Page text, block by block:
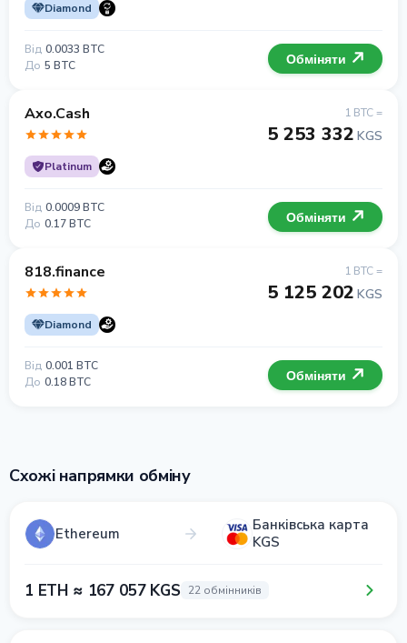
Diamond
Від 0.0033 BTC
До 5 BTC Обміняти
Axo.Cash
Platinum
1 BTC =
5 253 332 KGS
Від 0.0009 BTC
До 0.17 BTC Обміняти
818.finance
Diamond
1 BTC =
5 125 202 KGS
Від 0.001 BTC
До 0.18 BTC Обміняти
Схожі напрямки обміну
Ethereum
Банківська карта
KGS
1 ETH ≈ 167 057 KGS 22 обмінників